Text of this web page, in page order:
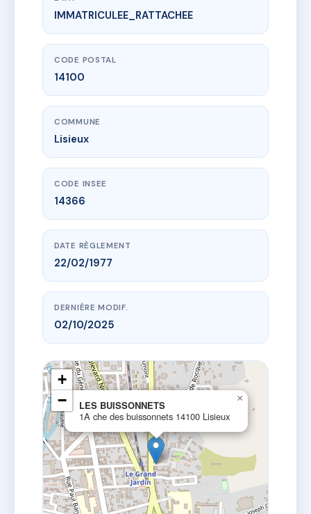
www.vme.plus/AA6521074
LES BUISSONNETS
1A che des buissonnets
IMMATRICULEE_RATTACHEE
CODE POSTAL
14100
COMMUNE
Lisieux
CODE INSEE
14366
DATE RÈGLEMENT
22/02/1977
DERNIÈRE MODIF.
02/10/2025
LES BUISSONNETS
1A che des buissonnets 14100 Lisieux
×
+
−